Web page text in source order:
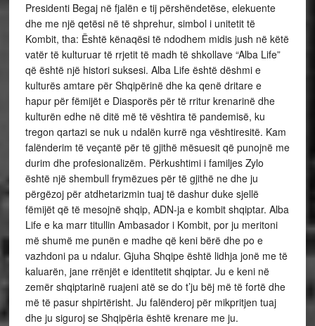
Presidenti Begaj në fjalën e tij përshëndetëse, elekuente
dhe me një qetësi në të shprehur, simbol i unitetit të
Kombit, tha: Është kënaqësi të ndodhem midis jush në këtë
vatër të kulturuar të rrjetit të madh të shkollave “Alba Life”
që është një histori suksesi. Alba Life është dëshmi e
kulturës amtare për Shqipërinë dhe ka qenë dritare e
hapur për fëmijët e Diasporës për të rritur krenarinë dhe
kulturën edhe në ditë më të vështira të pandemisë, ku
tregon qartazi se nuk u ndalën kurrë nga vështiresitë. Kam
falënderim të veçantë për të gjithë mësuesit që punojnë me
durim dhe profesionalizëm. Përkushtimi i familjes Zylo
është një shembull frymëzues për të gjithë ne dhe ju
përgëzoj për atdhetarizmin tuaj të dashur duke sjellë
fëmijët që të mesojnë shqip, ADN-ja e kombit shqiptar. Alba
Life e ka marr titullin Ambasador i Kombit, por ju meritoni
më shumë me punën e madhe që keni bërë dhe po e
vazhdoni pa u ndalur. Gjuha Shqipe është lidhja jonë me të
kaluarën, jane rrënjët e identitetit shqiptar. Ju e keni në
zemër shqiptarinë ruajeni atë se do t’ju bëj më të fortë dhe
më të pasur shpirtërisht. Ju falënderoj për mikpritjen tuaj
dhe ju siguroj se Shqipëria është krenare me ju.